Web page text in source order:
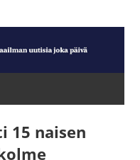
naisen